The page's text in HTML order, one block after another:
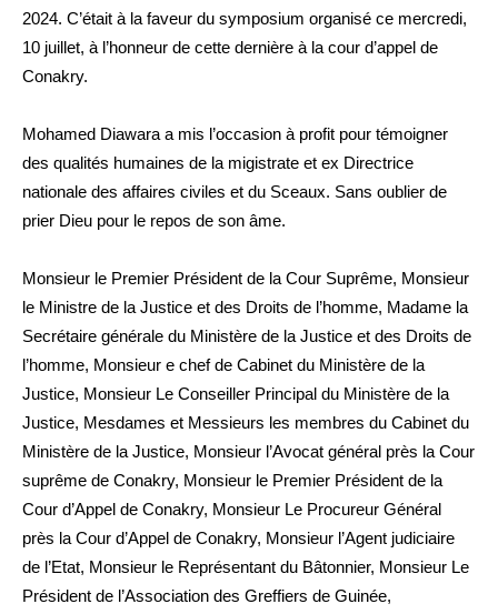
2024. C’était à la faveur du symposium organisé ce mercredi,
10 juillet, à l’honneur de cette dernière à la cour d’appel de
Conakry.
Mohamed Diawara a mis l’occasion à profit pour témoigner
des qualités humaines de la migistrate et ex Directrice
nationale des affaires civiles et du Sceaux. Sans oublier de
prier Dieu pour le repos de son âme.
Monsieur le Premier Président de la Cour Suprême, Monsieur
le Ministre de la Justice et des Droits de l’homme, Madame la
Secrétaire générale du Ministère de la Justice et des Droits de
l’homme, Monsieur e chef de Cabinet du Ministère de la
Justice, Monsieur Le Conseiller Principal du Ministère de la
Justice, Mesdames et Messieurs les membres du Cabinet du
Ministère de la Justice, Monsieur l’Avocat général près la Cour
suprême de Conakry, Monsieur le Premier Président de la
Cour d’Appel de Conakry, Monsieur Le Procureur Général
près la Cour d’Appel de Conakry, Monsieur l’Agent judiciaire
de l’Etat, Monsieur le Représentant du Bâtonnier, Monsieur Le
Président de l’Association des Greffiers de Guinée,